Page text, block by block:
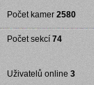
Počet kamer 2580
Počet sekcí 74
Uživatelů online 3